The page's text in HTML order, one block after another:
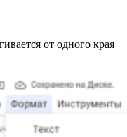
от одного края